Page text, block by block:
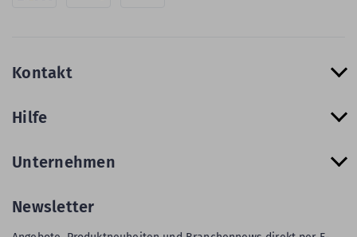
Kontakt
Hilfe
Unternehmen
Newsletter